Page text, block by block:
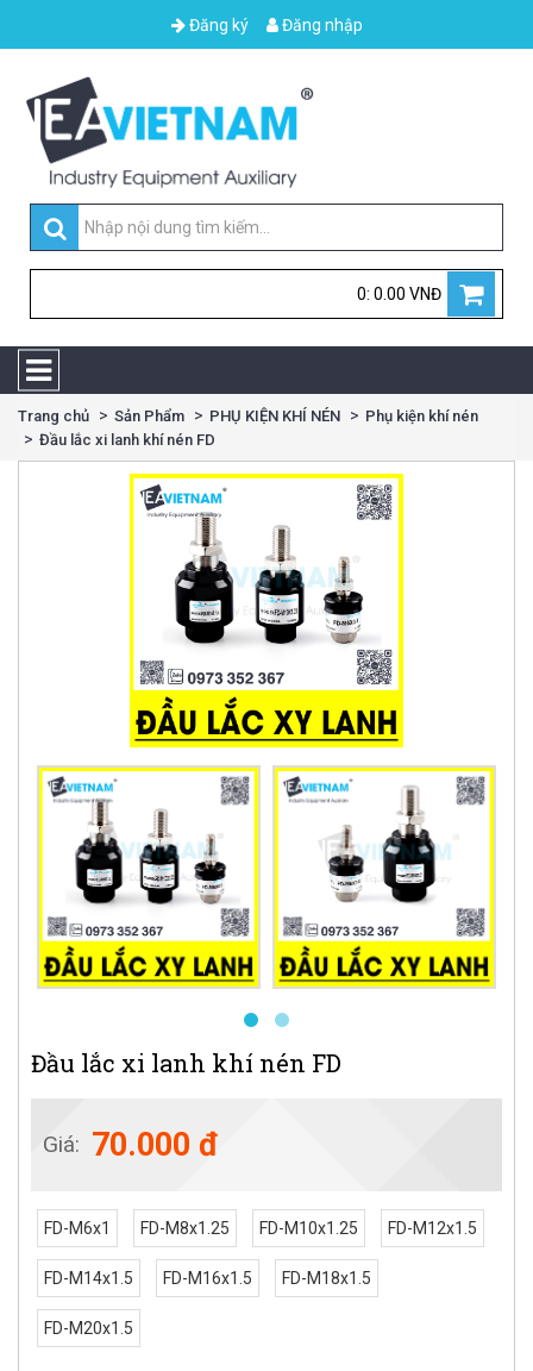
Đăng ký Đăng nhập
0: 0.00 VNĐ
Trang chủ Sản Phẩm PHỤ KIỆN KHÍ NÉN
Phụ kiện khí nén
Đầu lắc xi lanh khí nén FD
Đầu lắc xi lanh khí nén FD
Giá: 70.000 đ
FD-M6x1 FD-M8x1.25 FD-M10x1.25 FD-M12x1.5
FD-M14x1.5 FD-M16x1.5 FD-M18x1.5
FD-M20x1.5